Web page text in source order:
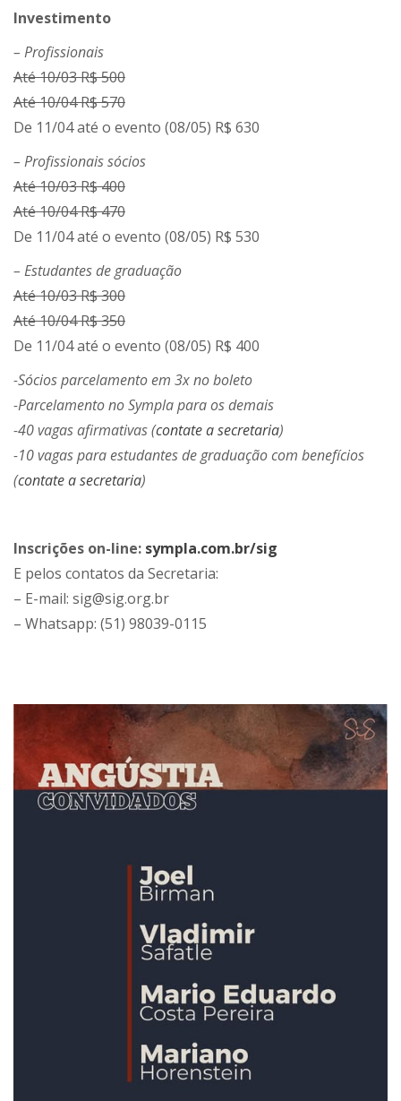
Investimento
– Profissionais
Até 10/03 R$ 500
Até 10/04 R$ 570
De 11/04 até o evento (08/05) R$ 630
– Profissionais sócios
Até 10/03 R$ 400
Até 10/04 R$ 470
De 11/04 até o evento (08/05) R$ 530
– Estudantes de graduação
Até 10/03 R$ 300
Até 10/04 R$ 350
De 11/04 até o evento (08/05) R$ 400
-Sócios parcelamento em 3x no boleto
-Parcelamento no Sympla para os demais
-40 vagas afirmativas (contate a secretaria)
-10 vagas para estudantes de graduação com benefícios
(contate a secretaria)
Inscrições on-line: sympla.com.br/sig
E pelos contatos da Secretaria:
– E-mail: sig@sig.org.br
– Whatsapp: (51) 98039-0115